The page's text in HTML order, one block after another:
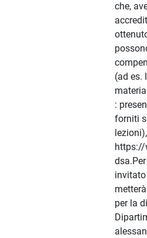
che,
(ad es.
:
forniti
per la